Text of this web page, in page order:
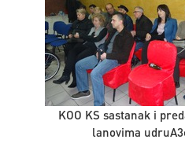
KOO KS sastanak i
lanovima